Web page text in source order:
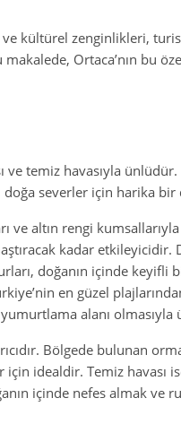
kültürel zenginlikleri,
Ortaca’nın bu
ve temiz havasıyla
severler için harika bir
ve altın rengi
kadar etkileyicidir.
doğanın içinde keyifli
en güzel
alanı olmasıyla
Bölgede bulunan
idealdir. Temiz havası
içinde nefes almak ve